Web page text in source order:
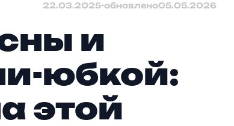
22.03.2025•обновлено05.05.2026
и
юбкой:
этой